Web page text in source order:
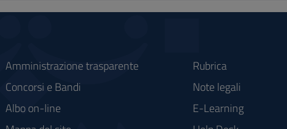
Amministrazione trasparente
Concorsi e Bandi
Albo on-line
Rubrica
Note legali
E-Learning